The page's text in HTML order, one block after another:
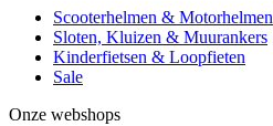
Scooterhelmen & Motorhelmen
Sloten, Kluizen & Muurankers
Kinderfietsen & Loopfieten
Sale
Onze webshops